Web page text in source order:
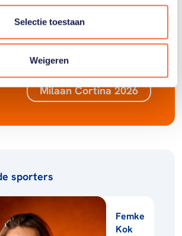
Selectie toestaan
Weigeren
eens alles over de Olympische
Milaan Cortina 2026.
Milaan Cortina 2026
sporters
Femke
Kok